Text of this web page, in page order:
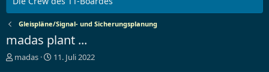
Gleispläne/Signal- und Sicherungsplanung
madas plant ...
E
madas
E11. Juli 2022